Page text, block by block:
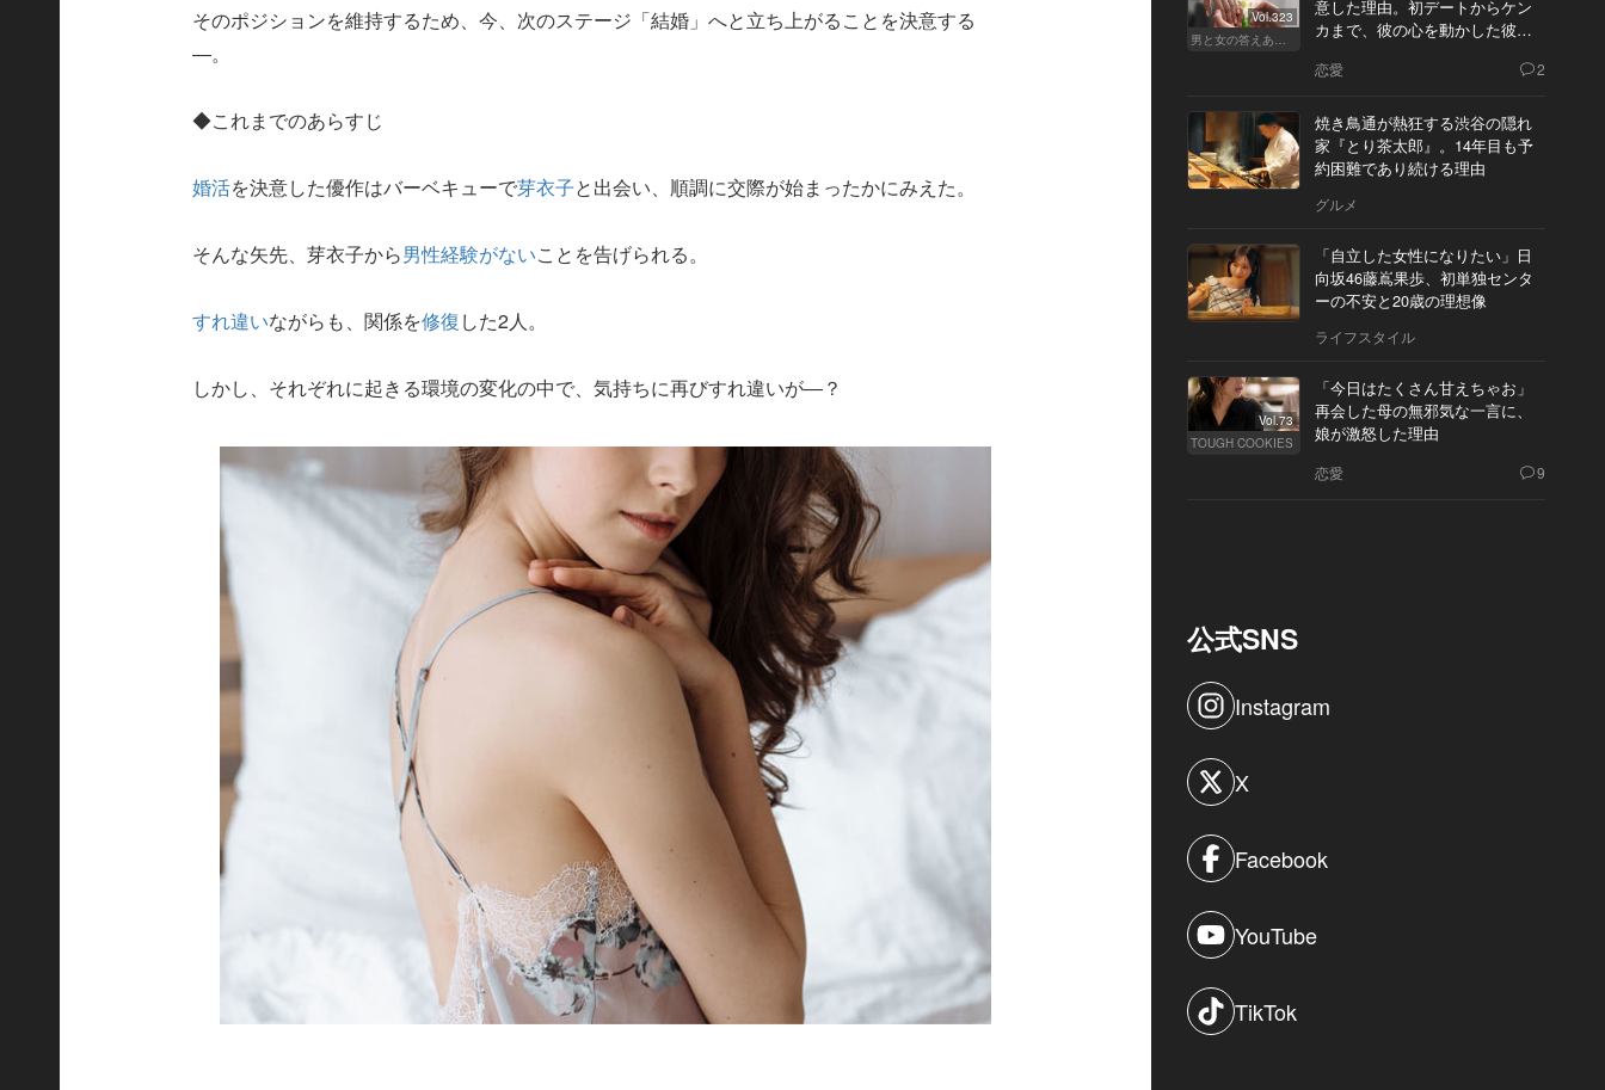
そのポジションを維持するため、今、次のステージ「結婚」へと立ち上がることを決意する
―。
◆これまでのあらすじ
婚活を決意した優作はバーベキューで芽衣子と出会い、順調に交際が始まったかにみえた。
そんな矢先、芽衣子から男性経験がないことを告げられる。
すれ違いながらも、関係を修復した2人。
しかし、それぞれに起きる環境の変化の中で、気持ちに再びすれ違いが―？
Vol.323
男と女の答えあわせ【Q】
意した理由。初デートからケン
カまで、彼の心を動かした彼女
恋愛 2
焼き鳥通が熱狂する渋谷の隠れ
家『とり茶太郎』。14年目も予
約困難であり続ける理由
グルメ
「自立した女性になりたい」日
向坂46藤嶌果歩、初単独センタ
ーの不安と20歳の理想像
ライフスタイル
Vol.73
TOUGH COOKIES
「今日はたくさん甘えちゃお」
再会した母の無邪気な一言に、
娘が激怒した理由
恋愛 9
公式SNS
Instagram
X
Facebook
YouTube
TikTok